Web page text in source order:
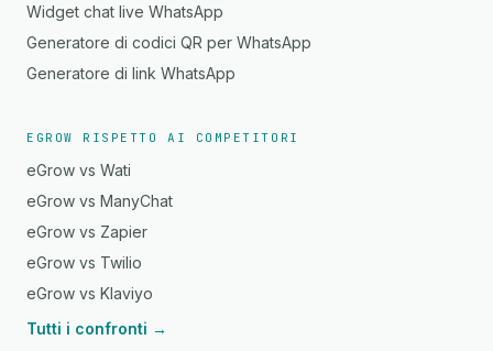
Widget chat live WhatsApp
Generatore di codici QR per WhatsApp
Generatore di link WhatsApp
EGROW RISPETTO AI COMPETITORI
eGrow vs Wati
eGrow vs ManyChat
eGrow vs Zapier
eGrow vs Twilio
eGrow vs Klaviyo
Tutti i confronti →